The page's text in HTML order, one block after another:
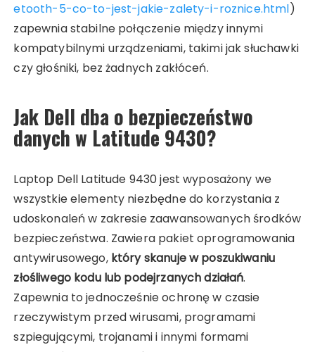
etooth-5-co-to-jest-jakie-zalety-i-roznice.html)
zapewnia stabilne połączenie między innymi
kompatybilnymi urządzeniami, takimi jak słuchawki
czy głośniki, bez żadnych zakłóceń.
Jak Dell dba o bezpieczeństwo
danych w Latitude 9430?
Laptop Dell Latitude 9430 jest wyposażony we
wszystkie elementy niezbędne do korzystania z
udoskonaleń w zakresie zaawansowanych środków
bezpieczeństwa. Zawiera pakiet oprogramowania
antywirusowego, który skanuje w poszukiwaniu
złośliwego kodu lub podejrzanych działań.
Zapewnia to jednocześnie ochronę w czasie
rzeczywistym przed wirusami, programami
szpiegującymi, trojanami i innymi formami